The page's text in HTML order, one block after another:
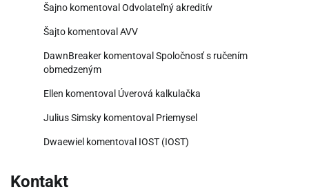
Šajno komentovalOdvolateľný akreditív
Šajto komentovalAVV
DawnBreaker komentovalSpoločnosť s ručením
obmedzeným
Ellen komentoval Úverová kalkulačka
Julius Simsky komentoval Priemysel
Dwaewiel komentoval IOST (IOST)
Kontakt